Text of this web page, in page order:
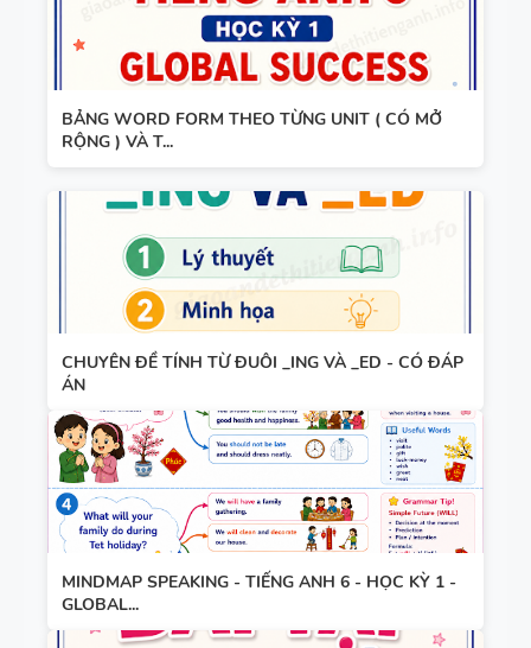
UNIT -
TIẾNG ANH
10 -
GLOBAL
CÓ ĐÁP ÁN
BẢNG
WORD
8 - GLOBAL
SUCCESS
THEO TỪNG
UNIT - HỌC
KỲ 1 - CÓ
ĐÁP ÁN
BẢNG WORD FORM THEO TỪNG UNIT ( CÓ MỞ
RỘNG ) VÀ T...
CHUYÊN ĐỀ TÍNH TỪ ĐUÔI _ING VÀ _ED - CÓ ĐÁP
ÁN
MINDMAP SPEAKING - TIẾNG ANH 6 - HỌC KỲ 1 -
GLOBAL...